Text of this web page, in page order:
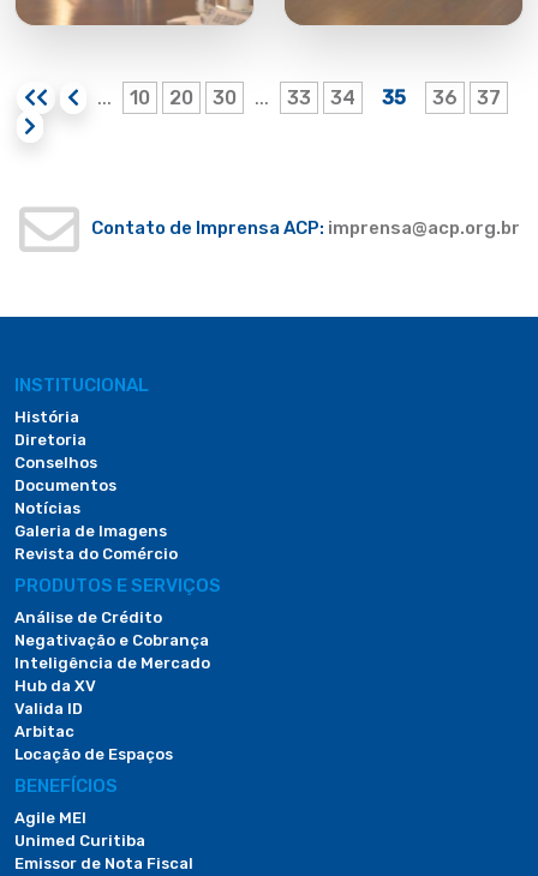
... 10 20 30 ... 33 34 35 36 37
Contato de Imprensa ACP: imprensa@acp.org.br
INSTITUCIONAL
História
Diretoria
Conselhos
Documentos
Notícias
Galeria de Imagens
Revista do Comércio
PRODUTOS E SERVIÇOS
Análise de Crédito
Negativação e Cobrança
Inteligência de Mercado
Hub da XV
Valida ID
Arbitac
Locação de Espaços
BENEFÍCIOS
Agile MEI
Unimed Curitiba
Emissor de Nota Fiscal